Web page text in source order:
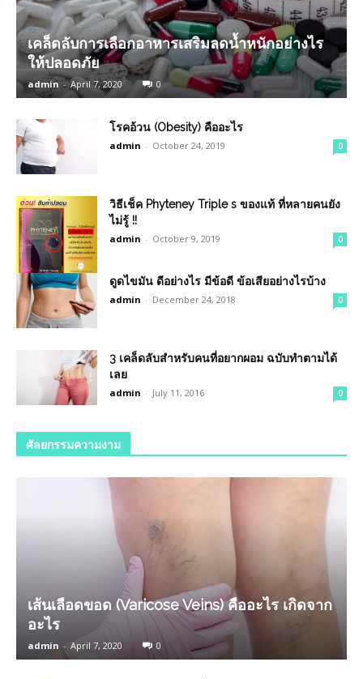
เคล็ดลับการเลือกอาหารเสริมลดน้ำหนักอย่างไร
ให้ปลอดภัย
admin - April 7, 2020 0
โรคอ้วน (Obesity) คืออะไร
admin - October 24, 2019 0
วิธีเช็ค Phyteney Triple s ของแท้ ที่หลายคนยัง
ไม่รู้ !!
admin - October 9, 2019 0
ดูดไขมัน ดีอย่างไร มีข้อดี ข้อเสียอย่างไรบ้าง
admin - December 24, 2018 0
3 เคล็ดลับสำหรับคนที่อยากผอม ฉบับทำตามได้
เลย
admin - July 11, 2016 0
ศัลยกรรมความงาม
เส้นเลือดขอด (Varicose Veins) คืออะไร เกิดจาก
อะไร
admin - April 7, 2020 0